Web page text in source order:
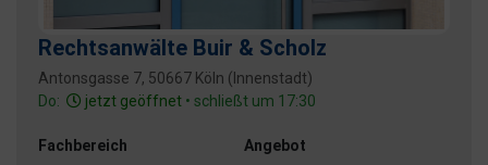
Rechtsanwälte Buir & Scholz
Antonsgasse 7, 50667 Köln (Innenstadt)
Do:
jetzt geöffnet • schließt um 17:30
Fachbereich
Angebot